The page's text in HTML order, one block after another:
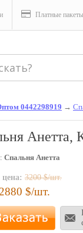
Платные пакеты
0442298919 →
Анетта,
Спальня Анетта
3200$/шт.
2880 $/шт.